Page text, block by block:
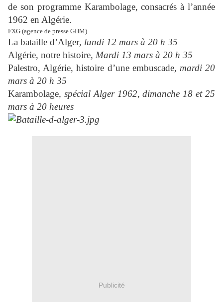
de son programme Karambolage, consacrés à l’année
1962 en Algérie.
FXG (agence de presse GHM)
La bataille d’Alger, lundi 12 mars à 20 h 35
Algérie, notre histoire, Mardi 13 mars à 20 h 35
Palestro, Algérie, histoire d’une embuscade, mardi 20
mars à 20 h 35
Karambolage, spécial Alger 1962, dimanche 18 et 25
mars à 20 heures
Publicité